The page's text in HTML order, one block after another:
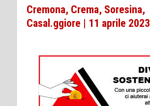
Cremona, Crema, Soresina,
Casal.ggiore | 11 aprile 2023